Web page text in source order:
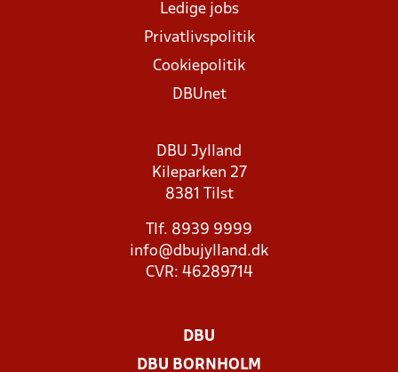
Ledige jobs
Privatlivspolitik
Cookiepolitik
DBUnet
DBU Jylland
Kileparken 27
8381 Tilst
Tlf. 8939 9999
info@dbujylland.dk
CVR: 46289714
DBU
DBU BORNHOLM